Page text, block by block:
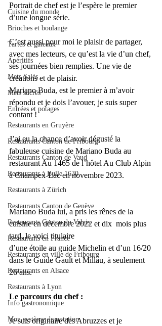
Cuisine du monde
Brioches et boulange
Tartes et gâteaux
Apéritifs
Mets Salés
Mets sucrés
Entrées et potages
Restaurants en Gruyère
Restaurants Canton de Fribourg
Restaurants Canton de Vaud
Restaurants à Bulle 1630
Restaurants à Zürich
Restaurants Canton de Genève
Restaurants Canton du Valais
Restaurants en France
Restaurants en ville de Fribourg
Restaurants en Alsace
Restaurants à Lyon
Info gastronomique
Mon système de notation
Portrait de chef est je l’espère le premier
d’une longue série.
C’est aussi pour moi le plaisir de partager,
avec mes lecteurs, ce qu’est la vie d’un chef,
ses journées bien remplies. Une vie de
créations et de plaisir.
Mariano Buda, est le premier à m’avoir
répondu et je dois l’avouer, je suis super
contant !
J’ai eu la chance d’avoir dégusté la
fabuleuse cuisine de Mariano Buda au
restaurant Au 1465 de l’hôtel Au Club Alpin
à Champex-Lac en novembre 2023.
Mariano Buda lui, a pris les rênes de la
cuisine en décembre 2022 et dix  mois plus
tard, le voici titulaire
d’une étoile au guide Michelin et d’un 16/20
dans le Guide Gault et Millau, à seulement
26 ans.
Le parcours du chef :
Je suis originaire des Abruzzes et je